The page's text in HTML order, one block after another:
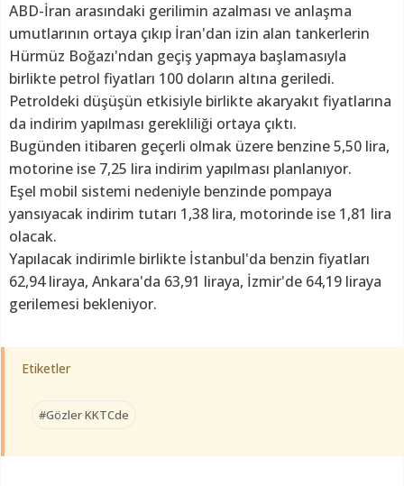
ABD-İran arasındaki gerilimin azalması ve anlaşma
umutlarının ortaya çıkıp İran'dan izin alan tankerlerin
Hürmüz Boğazı'ndan geçiş yapmaya başlamasıyla
birlikte petrol fiyatları 100 doların altına geriledi.
Petroldeki düşüşün etkisiyle birlikte akaryakıt fiyatlarına
da indirim yapılması gerekliliği ortaya çıktı.
Bugünden itibaren geçerli olmak üzere benzine 5,50 lira,
motorine ise 7,25 lira indirim yapılması planlanıyor.
Eşel mobil sistemi nedeniyle benzinde pompaya
yansıyacak indirim tutarı 1,38 lira, motorinde ise 1,81 lira
olacak.
Yapılacak indirimle birlikte İstanbul'da benzin fiyatları
62,94 liraya, Ankara'da 63,91 liraya, İzmir'de 64,19 liraya
gerilemesi bekleniyor.
Etiketler
#Gözler KKTCde